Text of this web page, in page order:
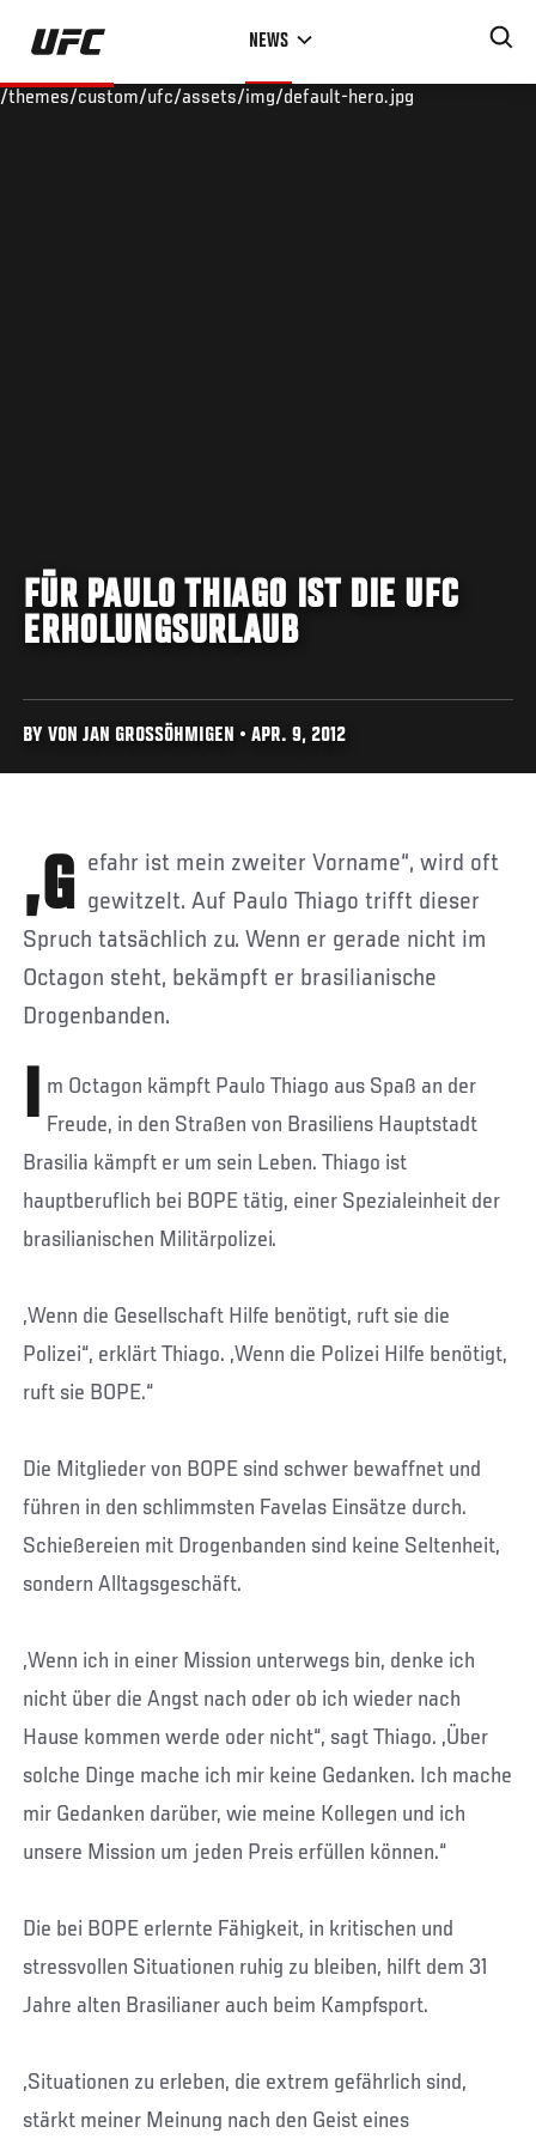
Skip
main
NEWS
/themes/custom/ufc/assets/img/default-hero.jpg
FÜR PAULO THIAGO IST DIE UFC
ERHOLUNGSURLAUB
BY VON JAN GROSSÖHMIGEN • APR. 9, 2012
„Gefahr ist mein zweiter Vorname“, wird oft gewitzelt. Auf Paulo Thiago trifft dieser
Spruch tatsächlich zu. Wenn er gerade nicht im
Octagon steht, bekämpft er brasilianische
Drogenbanden.
I m Octagon kämpft Paulo Thiago aus Spaß an der
Freude, in den Straßen von Brasiliens Hauptstadt
Brasilia kämpft er um sein Leben. Thiago ist
hauptberuflich bei BOPE tätig, einer Spezialeinheit der
brasilianischen Militärpolizei.
„Wenn die Gesellschaft Hilfe benötigt, ruft sie die
Polizei“, erklärt Thiago. „Wenn die Polizei Hilfe benötigt,
ruft sie BOPE.“
Die Mitglieder von BOPE sind schwer bewaffnet und
führen in den schlimmsten Favelas Einsätze durch.
Schießereien mit Drogenbanden sind keine Seltenheit,
sondern Alltagsgeschäft.
„Wenn ich in einer Mission unterwegs bin, denke ich
nicht über die Angst nach oder ob ich wieder nach
Hause kommen werde oder nicht“, sagt Thiago. „Über
solche Dinge mache ich mir keine Gedanken. Ich mache
mir Gedanken darüber, wie meine Kollegen und ich
unsere Mission um jeden Preis erfüllen können.“
Die bei BOPE erlernte Fähigkeit, in kritischen und
stressvollen Situationen ruhig zu bleiben, hilft dem 31
Jahre alten Brasilianer auch beim Kampfsport.
„Situationen zu erleben, die extrem gefährlich sind,
stärkt meiner Meinung nach den Geist eines